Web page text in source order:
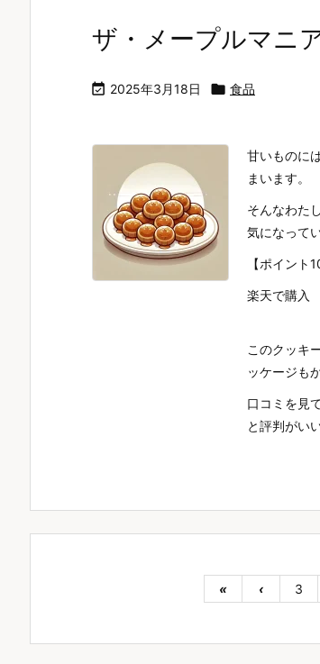
ザ・メープルマニ
 2025年3月18日  食品
甘いものに
まいます。
そんなわた
気になって
【ポイン
楽天で購入
このクッキ
ッケージも
口コミを見
と評判がい
« ‹ 3